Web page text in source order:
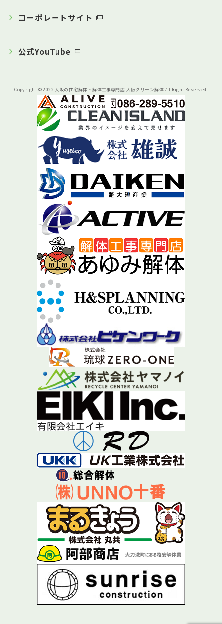
コーポレートサイト
公式YouTube
Copyright © 2022 大阪の住宅解体・解体工事専門店 大阪クリーン解体 All Right Reserved.